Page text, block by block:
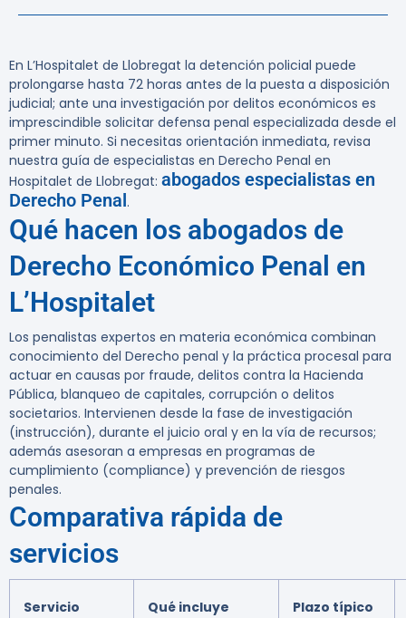
En L’Hospitalet de Llobregat la detención policial puede
prolongarse hasta 72 horas antes de la puesta a disposición
judicial; ante una investigación por delitos económicos es
imprescindible solicitar defensa penal especializada desde el
primer minuto. Si necesitas orientación inmediata, revisa
nuestra guía de especialistas en Derecho Penal en
Hospitalet de Llobregat: abogados especialistas en
Derecho Penal.
Qué hacen los abogados de
Derecho Económico Penal en
L’Hospitalet
Los penalistas expertos en materia económica combinan
conocimiento del Derecho penal y la práctica procesal para
actuar en causas por fraude, delitos contra la Hacienda
Pública, blanqueo de capitales, corrupción o delitos
societarios. Intervienen desde la fase de investigación
(instrucción), durante el juicio oral y en la vía de recursos;
además asesoran a empresas en programas de
cumplimiento (compliance) y prevención de riesgos
penales.
Comparativa rápida de
servicios
Servicio Qué incluye Plazo típico